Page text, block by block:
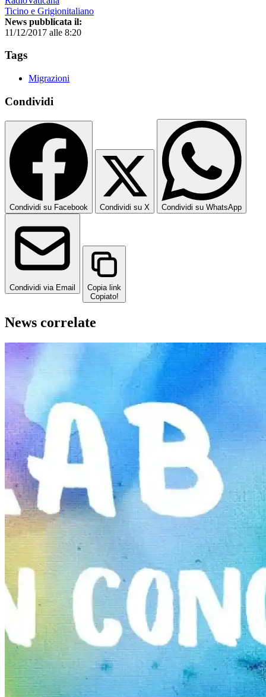
Ticino e Grigionitaliano
News pubblicata il:
11/12/2017 alle 8:20
Tags
Migrazioni
Condividi
Condividi su Facebook Condividi su X Condividi su WhatsApp
Condividi via Email
Copia link
Copiato!
News correlate